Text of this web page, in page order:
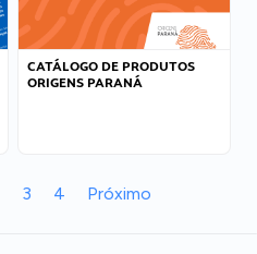
CATÁLOGO DE PRODUTOS
ORIGENS PARANÁ
3 4 Próximo